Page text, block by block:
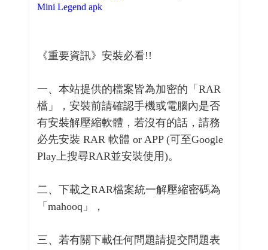
Mini Legend apk
《重要資訊》安裝必看!!
一、本站提供的檔案皆為加密的「RAR
檔」，安裝前請確認手機或電腦內是否
有安裝解壓縮軟體，若沒有的話，請務
必先安裝 RAR 軟體 or APP (可至Google
Play上搜尋RAR並安裝使用)。
二、下載之RAR檔案統一解壓縮密碼為
「mahooq」，
三、若有關下載任何問題請提交問題表